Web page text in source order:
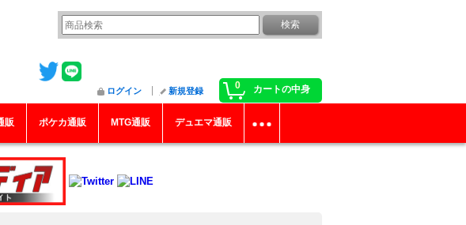
0 カートの中身
ログイン 新規登録
販 ポケカ通販 MTG通販 デュエマ通販